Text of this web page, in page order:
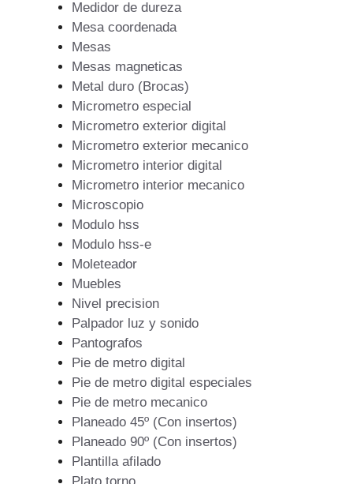
Medidor de dureza
Mesa coordenada
Mesas
Mesas magneticas
Metal duro (Brocas)
Micrometro especial
Micrometro exterior digital
Micrometro exterior mecanico
Micrometro interior digital
Micrometro interior mecanico
Microscopio
Modulo hss
Modulo hss-e
Moleteador
Muebles
Nivel precision
Palpador luz y sonido
Pantografos
Pie de metro digital
Pie de metro digital especiales
Pie de metro mecanico
Planeado 45º (Con insertos)
Planeado 90º (Con insertos)
Plantilla afilado